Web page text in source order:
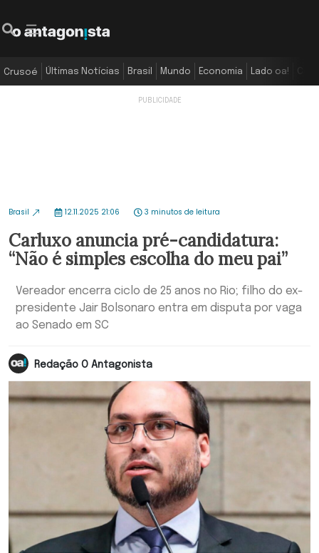
Crusoé Últimas Notícias Brasil Mundo Economia Lado oa!
Brasil 12.11.2025 21:06 3 minutos de leitura
Carluxo anuncia pré-candidatura:
“Não é simples escolha do meu pai”
Vereador encerra ciclo de 25 anos no Rio; filho do ex-
presidente Jair Bolsonaro entra em disputa por vaga
ao Senado em SC
Redação O Antagonista